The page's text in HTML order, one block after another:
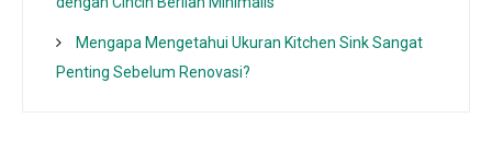
Mengapa Mengetahui Ukuran Kitchen Sink Sangat
Penting Sebelum Renovasi?